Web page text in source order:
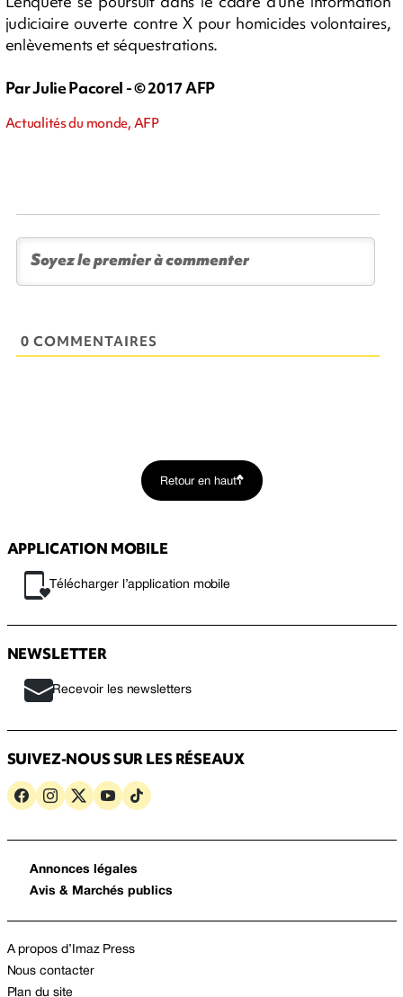
judiciaire ouverte contre X pour homicides volontaires,
enlèvements et séquestrations.
Par Julie Pacorel - © 2017 AFP
Actualités du monde, AFP
0 COMMENTAIRES
Retour en haut
APPLICATION MOBILE
Télécharger l’application mobile
NEWSLETTER
Recevoir les newsletters
SUIVEZ-NOUS SUR LES RÉSEAUX
Annonces légales
Avis & Marchés publics
A propos d’Imaz Press
Nous contacter
Plan du site